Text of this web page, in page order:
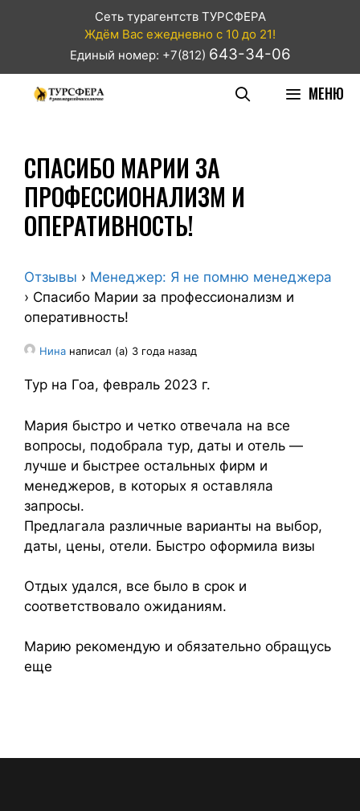
Сеть турагентств ТУРСФЕРА
Ждём Вас ежедневно с 10 до 21!
Единый номер: +7(812) 643-34-06
МЕНЮ
СПАСИБО МАРИИ ЗА
ПРОФЕССИОНАЛИЗМ И
ОПЕРАТИВНОСТЬ!
Отзывы › Менеджер: Я не помню менеджера
› Спасибо Марии за профессионализм и
оперативность!
Нина написал (а) 3 года назад
Тур на Гоа, февраль 2023 г.
Мария быстро и четко отвечала на все
вопросы, подобрала тур, даты и отель —
лучше и быстрее остальных фирм и
менеджеров, в которых я оставляла
запросы.
Предлагала различные варианты на выбор,
даты, цены, отели. Быстро оформила визы
Отдых удался, все было в срок и
соответствовало ожиданиям.
Марию рекомендую и обязательно обращусь
еще